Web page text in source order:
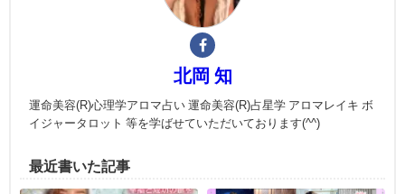
北岡 知
運命美容(R)心理学アロマ占い 運命美容(R)占星学 アロマレイキ ボ
イジャータロット 等を学ばせていただいております(^^)
最近書いた記事